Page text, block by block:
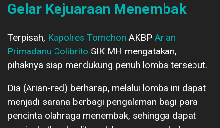
Gelar Kejuaraan Menembak
Terpisah, Kapolres Tomohon AKBP Arian
Primadanu Colibrito SIK MH mengatakan,
pihaknya siap mendukung penuh lomba tersebut.
Dia (Arian-red) berharap, melalui lomba ini dapat
menjadi sarana berbagi pengalaman bagi para
pencinta olahraga menembak, sehingga dapat